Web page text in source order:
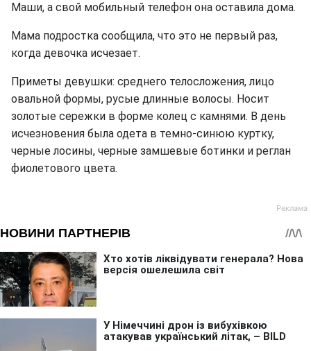
Маши, а свой мобильный телефон она оставила дома.
Мама подростка сообщила, что это не первый раз,
когда девочка исчезает.
Приметы девушки: среднего телосложения, лицо
овальной формы, русые длинные волосы. Носит
золотые сережки в форме колец с камнями. В день
исчезновения была одета в темно-синюю куртку,
черные лосины, черные замшевые ботинки и реглан
фиолетового цвета.